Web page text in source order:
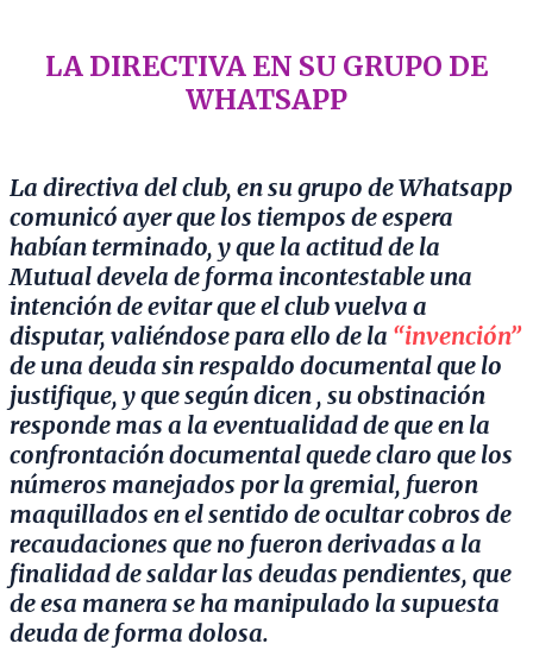
LA DIRECTIVA EN SU GRUPO DE
WHATSAPP
La directiva del club, en su grupo de Whatsapp
comunicó ayer que los tiempos de espera
habían terminado, y que la actitud de la
Mutual devela de forma incontestable una
intención de evitar que el club vuelva a
disputar, valiéndose para ello de la “invención”
de una deuda sin respaldo documental que lo
justifique, y que según dicen , su obstinación
responde mas a la eventualidad de que en la
confrontación documental quede claro que los
números manejados por la gremial, fueron
maquillados en el sentido de ocultar cobros de
recaudaciones que no fueron derivadas a la
finalidad de saldar las deudas pendientes, que
de esa manera se ha manipulado la supuesta
deuda de forma dolosa.